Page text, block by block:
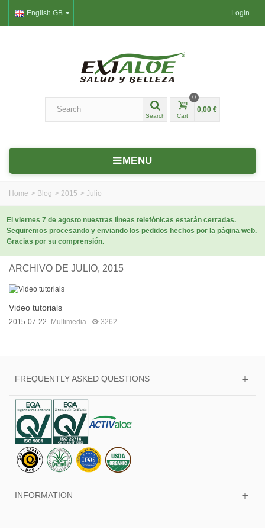
Login
English GB
Search Cart
0
0,00 €
MENU
Home > Blog > 2015 > Julio
El viernes 7 de agosto nuestras líneas telefónicas estarán cerradas.
Seguiremos procesando y enviando los pedidos hechos por la página web.
Gracias por su comprensión.
ARCHIVO DE JULIO, 2015
Video tutorials
2015-07-22 Multimedia 3262
FREQUENTLY ASKED QUESTIONS
INFORMATION